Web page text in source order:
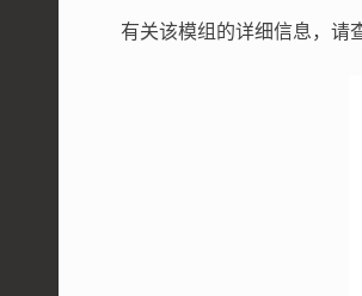
有关该模组的详细信息，请